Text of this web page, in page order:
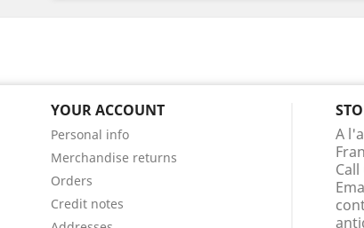
YOUR ACCOUNT
Personal info
Merchandise returns
Orders
Credit notes
A
Call